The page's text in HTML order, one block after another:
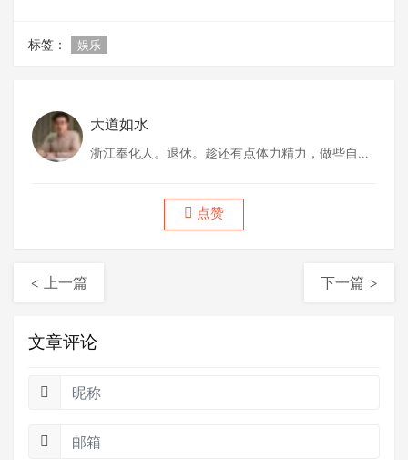
标签： 娱乐
大道如水
浙江奉化人。退休。趁还有点体力精力，做些自己
点赞
< 上一篇 下一篇 >
文章评论